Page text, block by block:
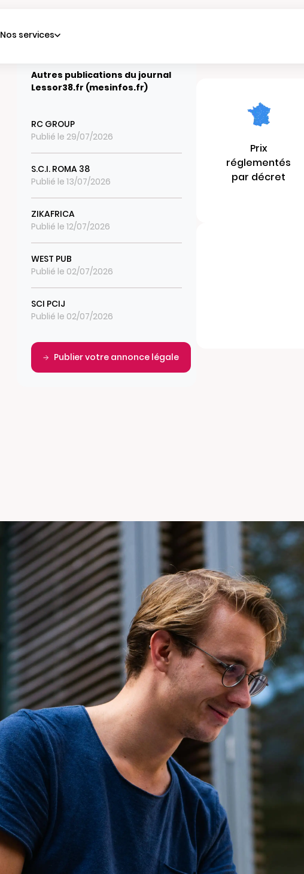
Nos services
Autres publications du journal
Lessor38.fr (mesinfos.fr)
RC GROUP
Publié le 29/07/2026
S.C.I. ROMA 38
Publié le 13/07/2026
ZIKAFRICA
Publié le 12/07/2026
WEST PUB
Publié le 02/07/2026
SCI PCIJ
Publié le 02/07/2026
Publier votre annonce légale
Prix
réglementés
par décret